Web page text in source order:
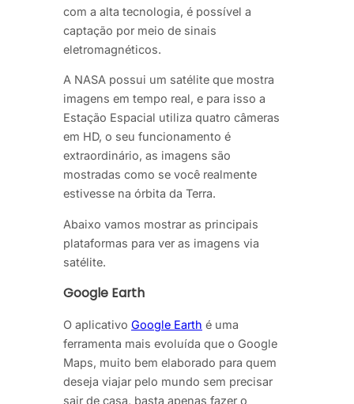
com a alta tecnologia, é possível a
captação por meio de sinais
eletromagnéticos.
A NASA possui um satélite que mostra
imagens em tempo real, e para isso a
Estação Espacial utiliza quatro câmeras
em HD, o seu funcionamento é
extraordinário, as imagens são
mostradas como se você realmente
estivesse na órbita da Terra.
Abaixo vamos mostrar as principais
plataformas para ver as imagens via
satélite.
Google Earth
O aplicativo Google Earth é uma
ferramenta mais evoluída que o Google
Maps, muito bem elaborado para quem
deseja viajar pelo mundo sem precisar
sair de casa, basta apenas fazer o